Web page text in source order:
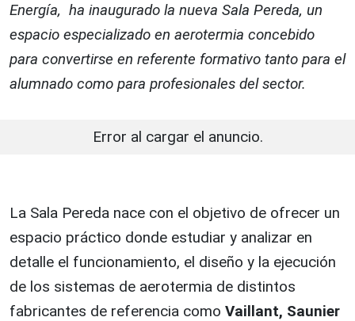
Energía, ha inaugurado la nueva Sala Pereda, un
espacio especializado en aerotermia concebido
para convertirse en referente formativo tanto para el
alumnado como para profesionales del sector.
Error al cargar el anuncio.
La Sala Pereda nace con el objetivo de ofrecer un
espacio práctico donde estudiar y analizar en
detalle el funcionamiento, el diseño y la ejecución
de los sistemas de aerotermia de distintos
fabricantes de referencia como Vaillant, Saunier